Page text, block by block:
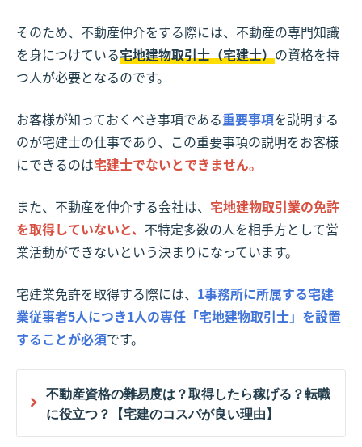
そのため、不動産仲介をする際には、不動産の専門知識
を身につけている宅地建物取引士（宅建士）の資格を持
つ人が必要となるのです。
お客様が知っておくべき事項である重要事項を説明する
のが宅建士の仕事であり、この重要事項の説明をお客様
にできるのは宅建士でないとできません。
また、不動産を仲介する会社は、 宅地建物取引業の免許
を取得していないと、 不特定多数の人を相手方として営
業活動ができないという決まりになっています。
宅建業免許を取得する際には、 1事務所に所属する宅建
業従事者5人につき1人の専任「宅地建物取引士」を設置
することが必須です。
不動産資格の難易度は？取得したら稼げる？転職
に役立つ？【宅建のコスパが良い理由】